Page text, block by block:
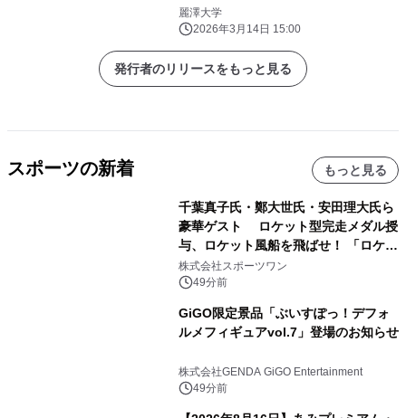
麗澤大学
2026年3月14日 15:00
発行者のリリースをもっと見る
スポーツの新着 もっと見る
千葉真子氏・鄭大世氏・安田理大氏ら
豪華ゲスト ロケット型完走メダル授
与、ロケット風船を飛ばせ！ 「ロケッ
トマラソン2026」開催
株式会社スポーツワン
49分前
GiGO限定景品「ぶいすぽっ！デフォ
ルメフィギュアvol.7」登場のお知らせ
株式会社GENDA GiGO Entertainment
49分前